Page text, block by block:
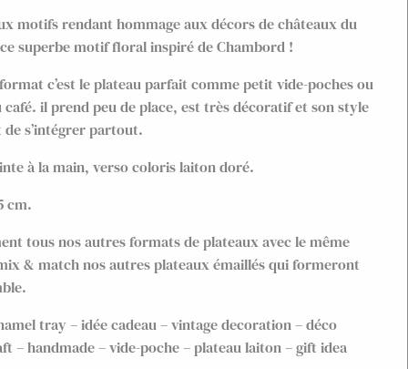
motifs rendant hommage aux décors de châteaux du
superbe motif floral inspiré de Chambord !
c’est le plateau parfait comme petit vide-poches ou
il prend peu de place, est très décoratif et son style
s’intégrer partout.
à la main, verso coloris laiton doré.
cm.
tous nos autres formats de plateaux avec le même
& match nos autres plateaux émaillés qui formeront
tray – idée cadeau – vintage decoration – déco
– handmade – vide-poche – plateau laiton – gift idea